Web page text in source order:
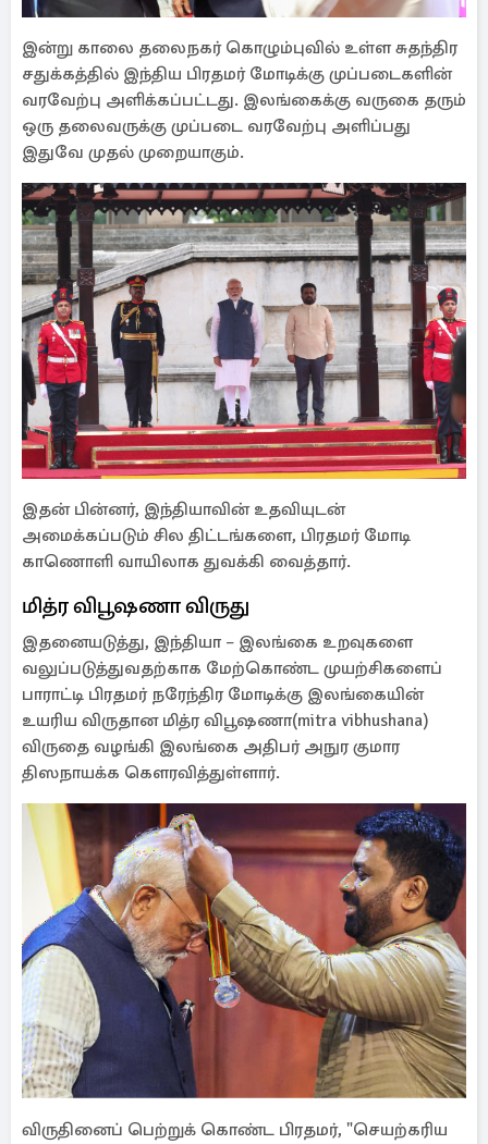
இன்று காலை தலைநகர் கொழும்புவில் உள்ள சுதந்திர
சதுக்கத்தில் இந்திய பிரதமர் மோடிக்கு முப்படைகளின்
வரவேற்பு அளிக்கப்பட்டது. இலங்கைக்கு வருகை தரும்
ஒரு தலைவருக்கு முப்படை வரவேற்பு அளிப்பது
இதுவே முதல் முறையாகும்.
இதன் பின்னர், இந்தியாவின் உதவியுடன்
அமைக்கப்படும் சில திட்டங்களை, பிரதமர் மோடி
காணொளி வாயிலாக துவக்கி வைத்தார்.
மித்ர விபூஷணா விருது
இதனையடுத்து, இந்தியா – இலங்கை உறவுகளை
வலுப்படுத்துவதற்காக மேற்கொண்ட முயற்சிகளைப்
பாராட்டி பிரதமர் நரேந்திர மோடிக்கு இலங்கையின்
உயரிய விருதான மித்ர விபூஷணா(mitra vibhushana)
விருதை வழங்கி இலங்கை அதிபர் அநுர குமார
திஸநாயக்க கெளரவித்துள்ளார்.
விருதினைப் பெற்றுக் கொண்ட பிரதமர், "செயற்கரிய